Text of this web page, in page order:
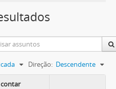
Direção: Descendente
contar